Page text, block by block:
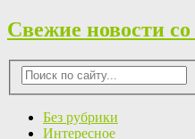
Свежие новости со
Без рубрики
Интересное